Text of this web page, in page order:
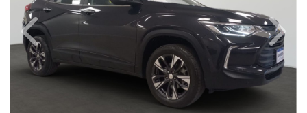
Previous Next